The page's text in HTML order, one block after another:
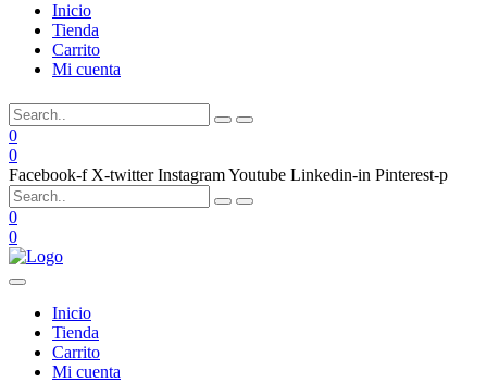
Inicio
Tienda
Carrito
Mi cuenta
0
0
Facebook-f X-twitter InstagramYoutube Linkedin-in Pinterest-p
0
0
Inicio
Tienda
Carrito
Mi cuenta